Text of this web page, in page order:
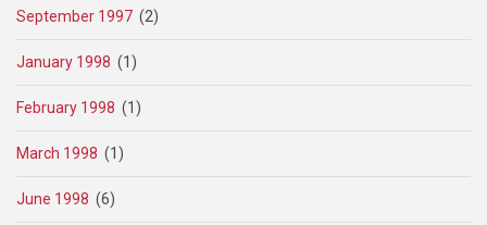
September 1997 (2)
January 1998 (1)
February 1998 (1)
March 1998 (1)
June 1998 (6)